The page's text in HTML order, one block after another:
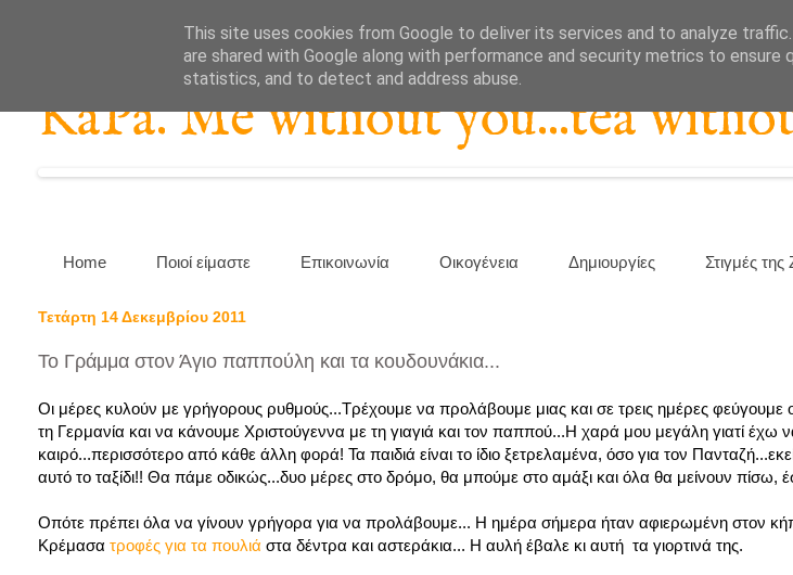
KaPa. Me without you...tea
Home Ποιοί είμαστε Επικοινωνία Οικογένεια Δημιουργίες Στιγμές
Τετάρτη 14 Δεκεμβρίου 2011
Το Γράμμα στον Άγιο παππούλη και τα κουδουνάκια...
Οι μέρες κυλούν με γρήγορους ρυθμούς...Τρέχουμε να προλάβουμε μιας και σε τρεις ημέρες φεύγουμε
τη Γερμανία και να κάνουμε Χριστούγεννα με τη γιαγιά και τον παππού...Η χαρά μου μεγάλη γιατί έχω
καιρό...περισσότερο από κάθε άλλη φορά! Τα παιδιά είναι το ίδιο ξετρελαμένα, όσο για τον
αυτό το ταξίδι!! Θα πάμε οδικώς...δυο μέρες στο δρόμο, θα μπούμε στο αμάξι και όλα θα μείνουν πίσω,
Οπότε πρέπει όλα να γίνουν γρήγορα για να προλάβουμε... Η ημέρα σήμερα ήταν αφιερωμένη στον
Κρέμασα τροφές για τα πουλιά στα δέντρα και αστεράκια... Η αυλή έβαλε κι αυτή τα γιορτινά της.
This site uses cookies from Google to deliver its services and to analyze
are shared with Google along with performance and security metrics to ensure
statistics, and to detect and address abuse.